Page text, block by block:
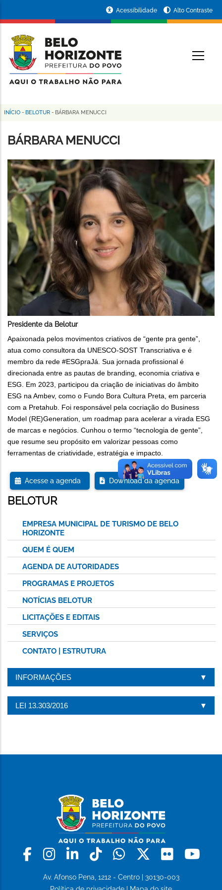
conteúdo
principal
da
Prefeitura
de
Horizonte
Acessibilidade Alto Contraste
Trilha
de
INÍCIO - BELOTUR - BÁRBARA MENUCCI
BÁRBARA MENUCCI
Presidente da Belotur
Apaixonada pelos movimentos criativos de “gente pra gente”,
atua como consultora da UNESCO-SOST Transcriativa e é
membro da rede #ESGpraJá. Sua jornada profissional é
direcionada entre as pautas de branding, economia criativa e
ESG. Em 2023, participou da criação de iniciativas do âmbito
ESG na Ambev, como o Fundo Bora Cultura Preta, em parceria
com a Pretahub. Foi responsável pela cocriação do Business
Model (RE)Generation, um roadmap para acelerar a virada ESG
de marcas e negócios. Cunhou o termo “tecnologia de gente”,
que resume seu propósito em valorizar pessoas como
ferramentas de criatividade, estratégia e impacto.
Acesse a agenda Download da agenda
BELOTUR
EMPRESA MUNICIPAL DE TURISMO DE BELO
HORIZONTE
QUEM É QUEM
AGENDA DE AUTORIDADES
PROGRAMAS E PROJETOS
NOTÍCIAS BELOTUR
LICITAÇÕES E EDITAIS
SERVIÇOS
CONTATO | ESTRUTURA
INFORMAÇÕES
LEI 13.303/2016
Facebook
Instagram
LinkedinTiktokWhatsapp
X Flickr
Av. Afonso Pena, 1212 - Centro | 30130-003